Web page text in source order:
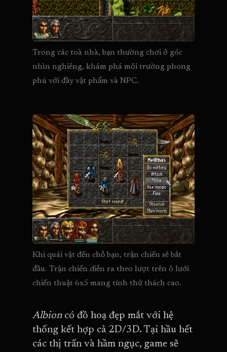
Trong các toà nhà, bạn thường chơi ở góc
nhìn nghiêng, khám phá môi trường phong
phú với đầy vật phẩm và NPC.
Khi quái vật đến chỗ bạn, trận chiến sẽ bắt
đầu. Trận chiến diễn ra theo lượt trên ô lưới
chiến thuật 6x5 mang tính thử thách cao.
Albion có đồ hoạ đẹp mắt với hệ
thống kết hợp cả 2D/3D. Tại hầu hết
các thị trấn và hầm ngục, game sẽ